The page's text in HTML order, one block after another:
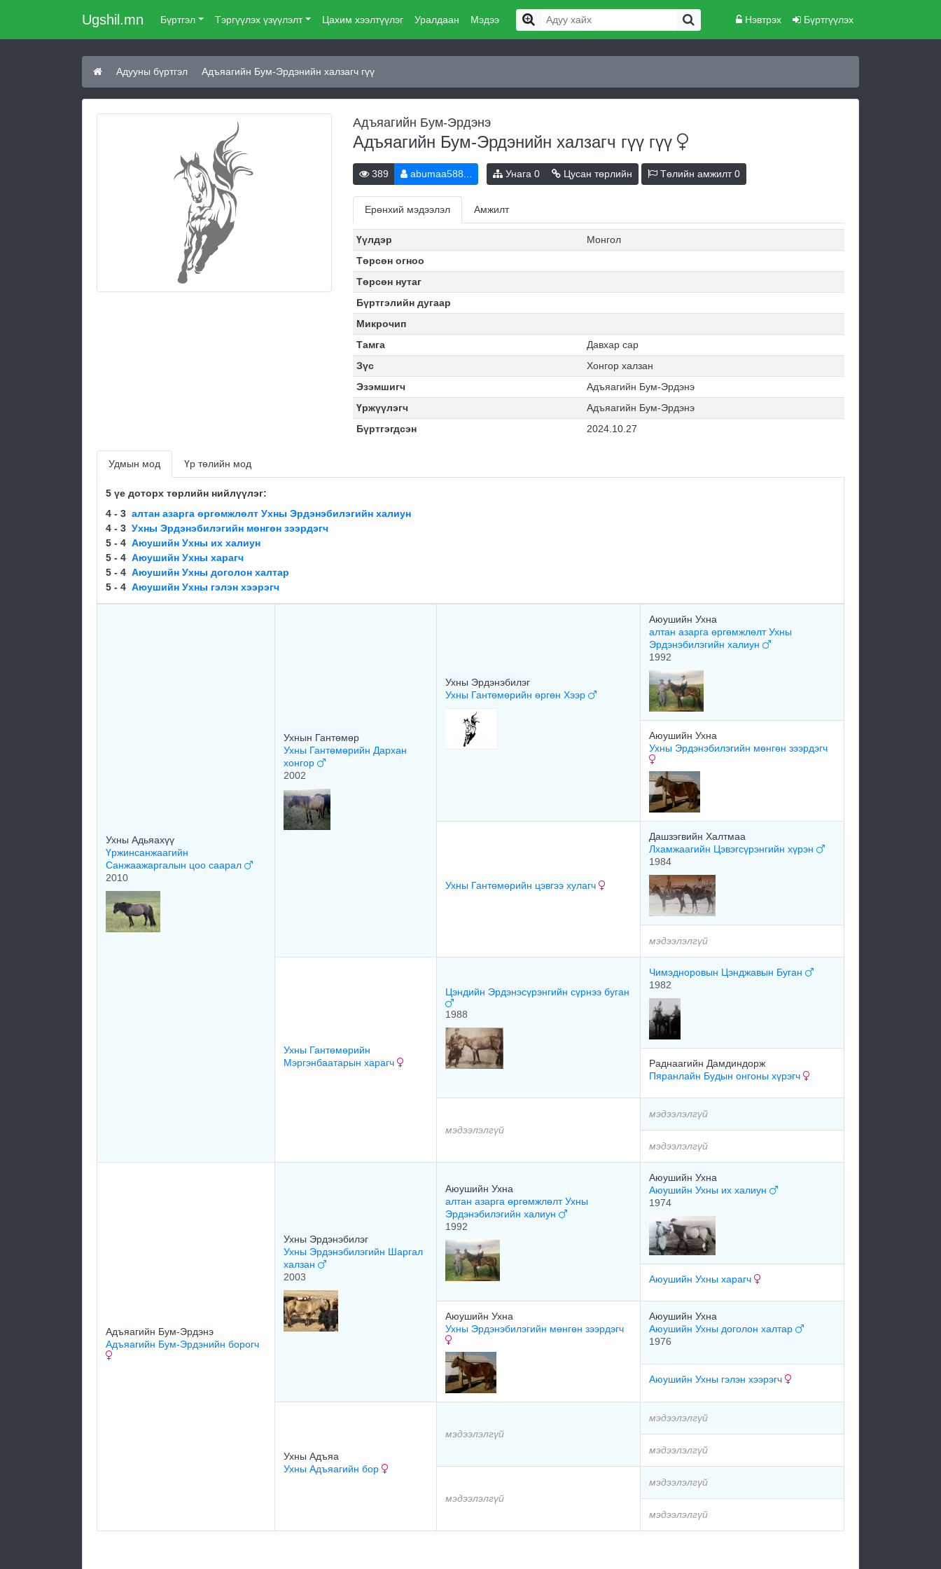
Ugshil.mn Бүртгэл Тэргүүлэх үзүүлэлт Цахим хээлтүүлэг Уралдаан Мэдээ Нэвтрэх Бүртгүүлэх
Адууны бүртгэл Адъяагийн Бум-Эрдэнийн халзагч гүү
Адъяагийн Бум-Эрдэнэ
Адъяагийн Бум-Эрдэнийн халзагч гүү гүү
389 abumaa588... Унага 0 Цусан төрлийн Төлийн амжилт0
Ерөнхий мэдээлэл Амжилт
Үүлдэр
Монгол
Төрсөн огноо
Төрсөн нутаг
Бүртгэлийн дугаар
Микрочип
Тамга
Давхар сар
Зүс
Хонгор халзан
Эзэмшигч
Адъяагийн Бум-Эрдэнэ
Үржүүлэгч
Адъяагийн Бум-Эрдэнэ
Бүртгэгдсэн
2024.10.27
Удмын мод Үр төлийн мод
5 үе доторх төрлийн нийлүүлэг:
4 - 3 алтан азарга өргөмжлөлт Ухны Эрдэнэбилэгийн халиун
4 - 3 Ухны Эрдэнэбилэгийн мөнгөн зээрдэгч
5 - 4 Аюушийн Ухны их халиун
5 - 4 Аюушийн Ухны харагч
5 - 4 Аюушийн Ухны доголон халтар
5 - 4 Аюушийн Ухны гэлэн хээрэгч
Ухны Адьяахүү
Үржинсанжаагийн
Санжаажаргалын цоо саарал
2010
Ухнын Гантөмөр
Ухны Гантөмөрийн Дархан
хонгор
2002
Ухны Эрдэнэбилэг
Ухны Гантөмөрийн өргөн Хээр
Аюушийн Ухна
алтан азарга өргөмжлөлт Ухны
Эрдэнэбилэгийн халиун
1992
Аюушийн Ухна
Ухны Эрдэнэбилэгийн мөнгөн зээрдэгч
Ухны Гантөмөрийн цэвгээ хулагч
Дашзэгвийн Халтмаа
Лхамжаагийн Цэвэгсүрэнгийн хүрэн
1984
мэдээлэлгүй
Ухны Гантөмөрийн
Мэргэнбаатарын харагч
Цэндийн Эрдэнэсүрэнгийн сүрнээ буган
1988
Чимэдноровын Цэнджавын Буган
1982
Раднаагийн Дамдиндорж
Пяранлайн Будын онгоны хүрэгч
мэдээлэлгүй
мэдээлэлгүй
мэдээлэлгүй
Адъяагийн Бум-Эрдэнэ
Адъяагийн Бум-Эрдэнийн борогч
Ухны Эрдэнэбилэг
Ухны Эрдэнэбилэгийн Шаргал
халзан
2003
Аюушийн Ухна
алтан азарга өргөмжлөлт Ухны
Эрдэнэбилэгийн халиун
1992
Аюушийн Ухна
Аюушийн Ухны их халиун
1974
Аюушийн Ухны харагч
Аюушийн Ухна
Ухны Эрдэнэбилэгийн мөнгөн зээрдэгч
Аюушийн Ухна
Аюушийн Ухны доголон халтар
1976
Аюушийн Ухны гэлэн хээрэгч
Ухны Адъяа
Ухны Адъяагийн бор
мэдээлэлгүй
мэдээлэлгүй
мэдээлэлгүй
мэдээлэлгүй
мэдээлэлгүй
мэдээлэлгүй